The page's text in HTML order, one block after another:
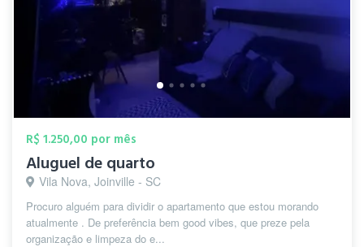
R$ 1.250,00 por mês
Aluguel de quarto
Vila Nova, Joinville - SC
Procuro alguém para dividir o apartamento que estou morando
atualmente . De preferência bem good vibes, que preze pela
organização e limpeza do e...